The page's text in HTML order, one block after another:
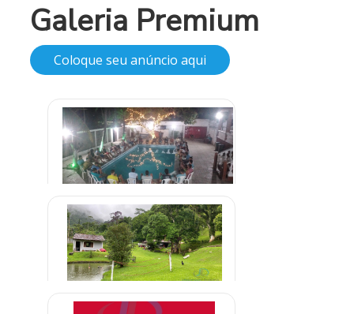
Galeria Premium
Coloque seu anúncio aqui
Aparecida de Goiânia
R$ 1.300,00
Clínica em Embu Guaçu São Paulo